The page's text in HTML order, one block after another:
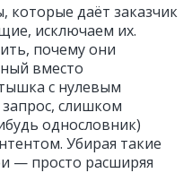
которые даёт заказчик
исключаем их.
почему они
вместо
с нулевым
слишком
однословник)
Убирая такие
— просто расширяя